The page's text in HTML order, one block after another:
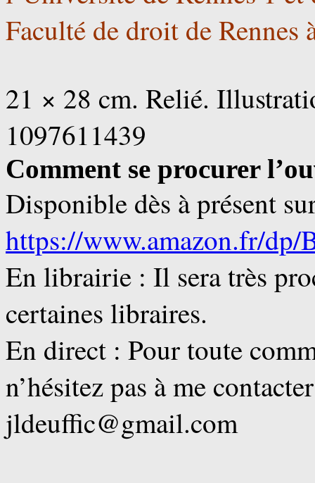
Faculté de droit de Rennes
21 × 28 cm. Relié.
1097611439
Comment se procurer
Disponible dès à présent
https://www.amazon.fr/
En librairie : Il sera très
certaines libraires.
En direct : Pour toute
n’hésitez pas à me
jldeuffic@gmail.com